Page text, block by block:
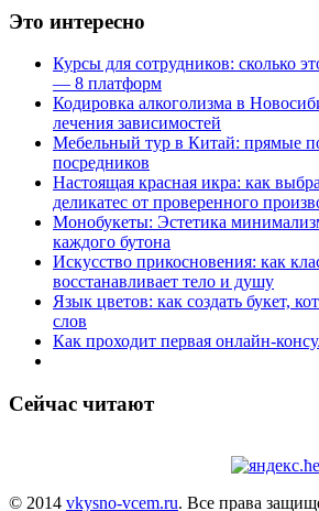
Это интересно
Курсы для сотрудников: сколько
— 8 платформ
Кодировка алкоголизма в
лечения зависимостей
Мебельный тур в Китай: прямые
посредников
Настоящая красная икра: как
деликатес от проверенного
Монобукеты: Эстетика
каждого бутона
Искусство прикосновения: как
восстанавливает тело и душу
Язык цветов: как создать букет,
слов
Как проходит первая онлайн-
Сейчас читают
© 2014 vkysno-vcem.ru. Все права